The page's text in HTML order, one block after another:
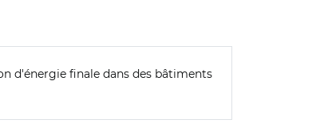
d'énergie finale dans des bâtiments